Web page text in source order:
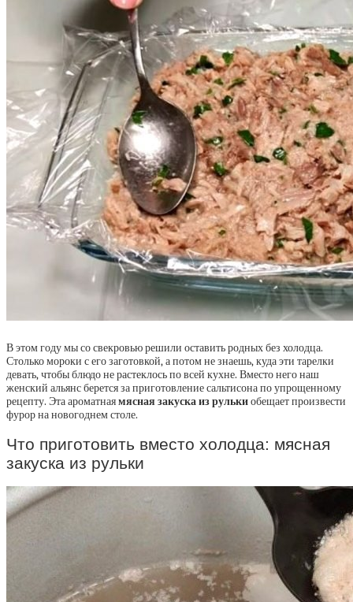
В этом году мы со свекровью решили оставить родных без холодца.
Столько мороки с его заготовкой, а потом не знаешь, куда эти тарелки
девать, чтобы блюдо не растеклось по всей кухне. Вместо него наш
женский альянс берется за приготовление сальтисона по упрощенному
рецепту. Эта ароматнаямясная закуска из рулькиобещает произвести
фурор на новогоднем столе.
Что приготовить вместо холодца: мясная
закуска из рульки